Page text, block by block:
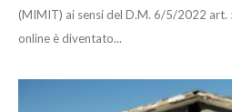
(MIMIT) ai sensi del D.M. 6/5/2022 art.
online è diventato...